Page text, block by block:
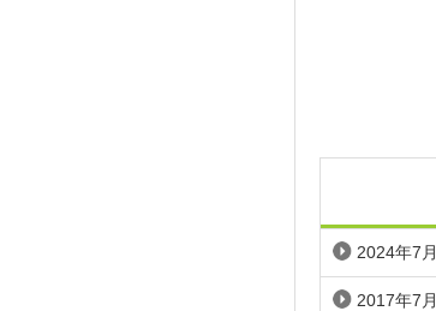
2024年7月
2017年7月